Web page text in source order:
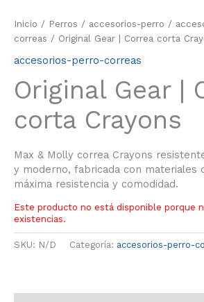
Inicio / Perros / accesorios-perro /
correas / Original Gear | Correa corta
accesorios-perro-correas
Original Gear |
corta Crayons
Max & Molly correa Crayons
y moderno, fabricada con materiales
máxima resistencia y comodidad.
Este producto no está disponible porque
existencias.
SKU: N/D Categoría: accesorios-perro-